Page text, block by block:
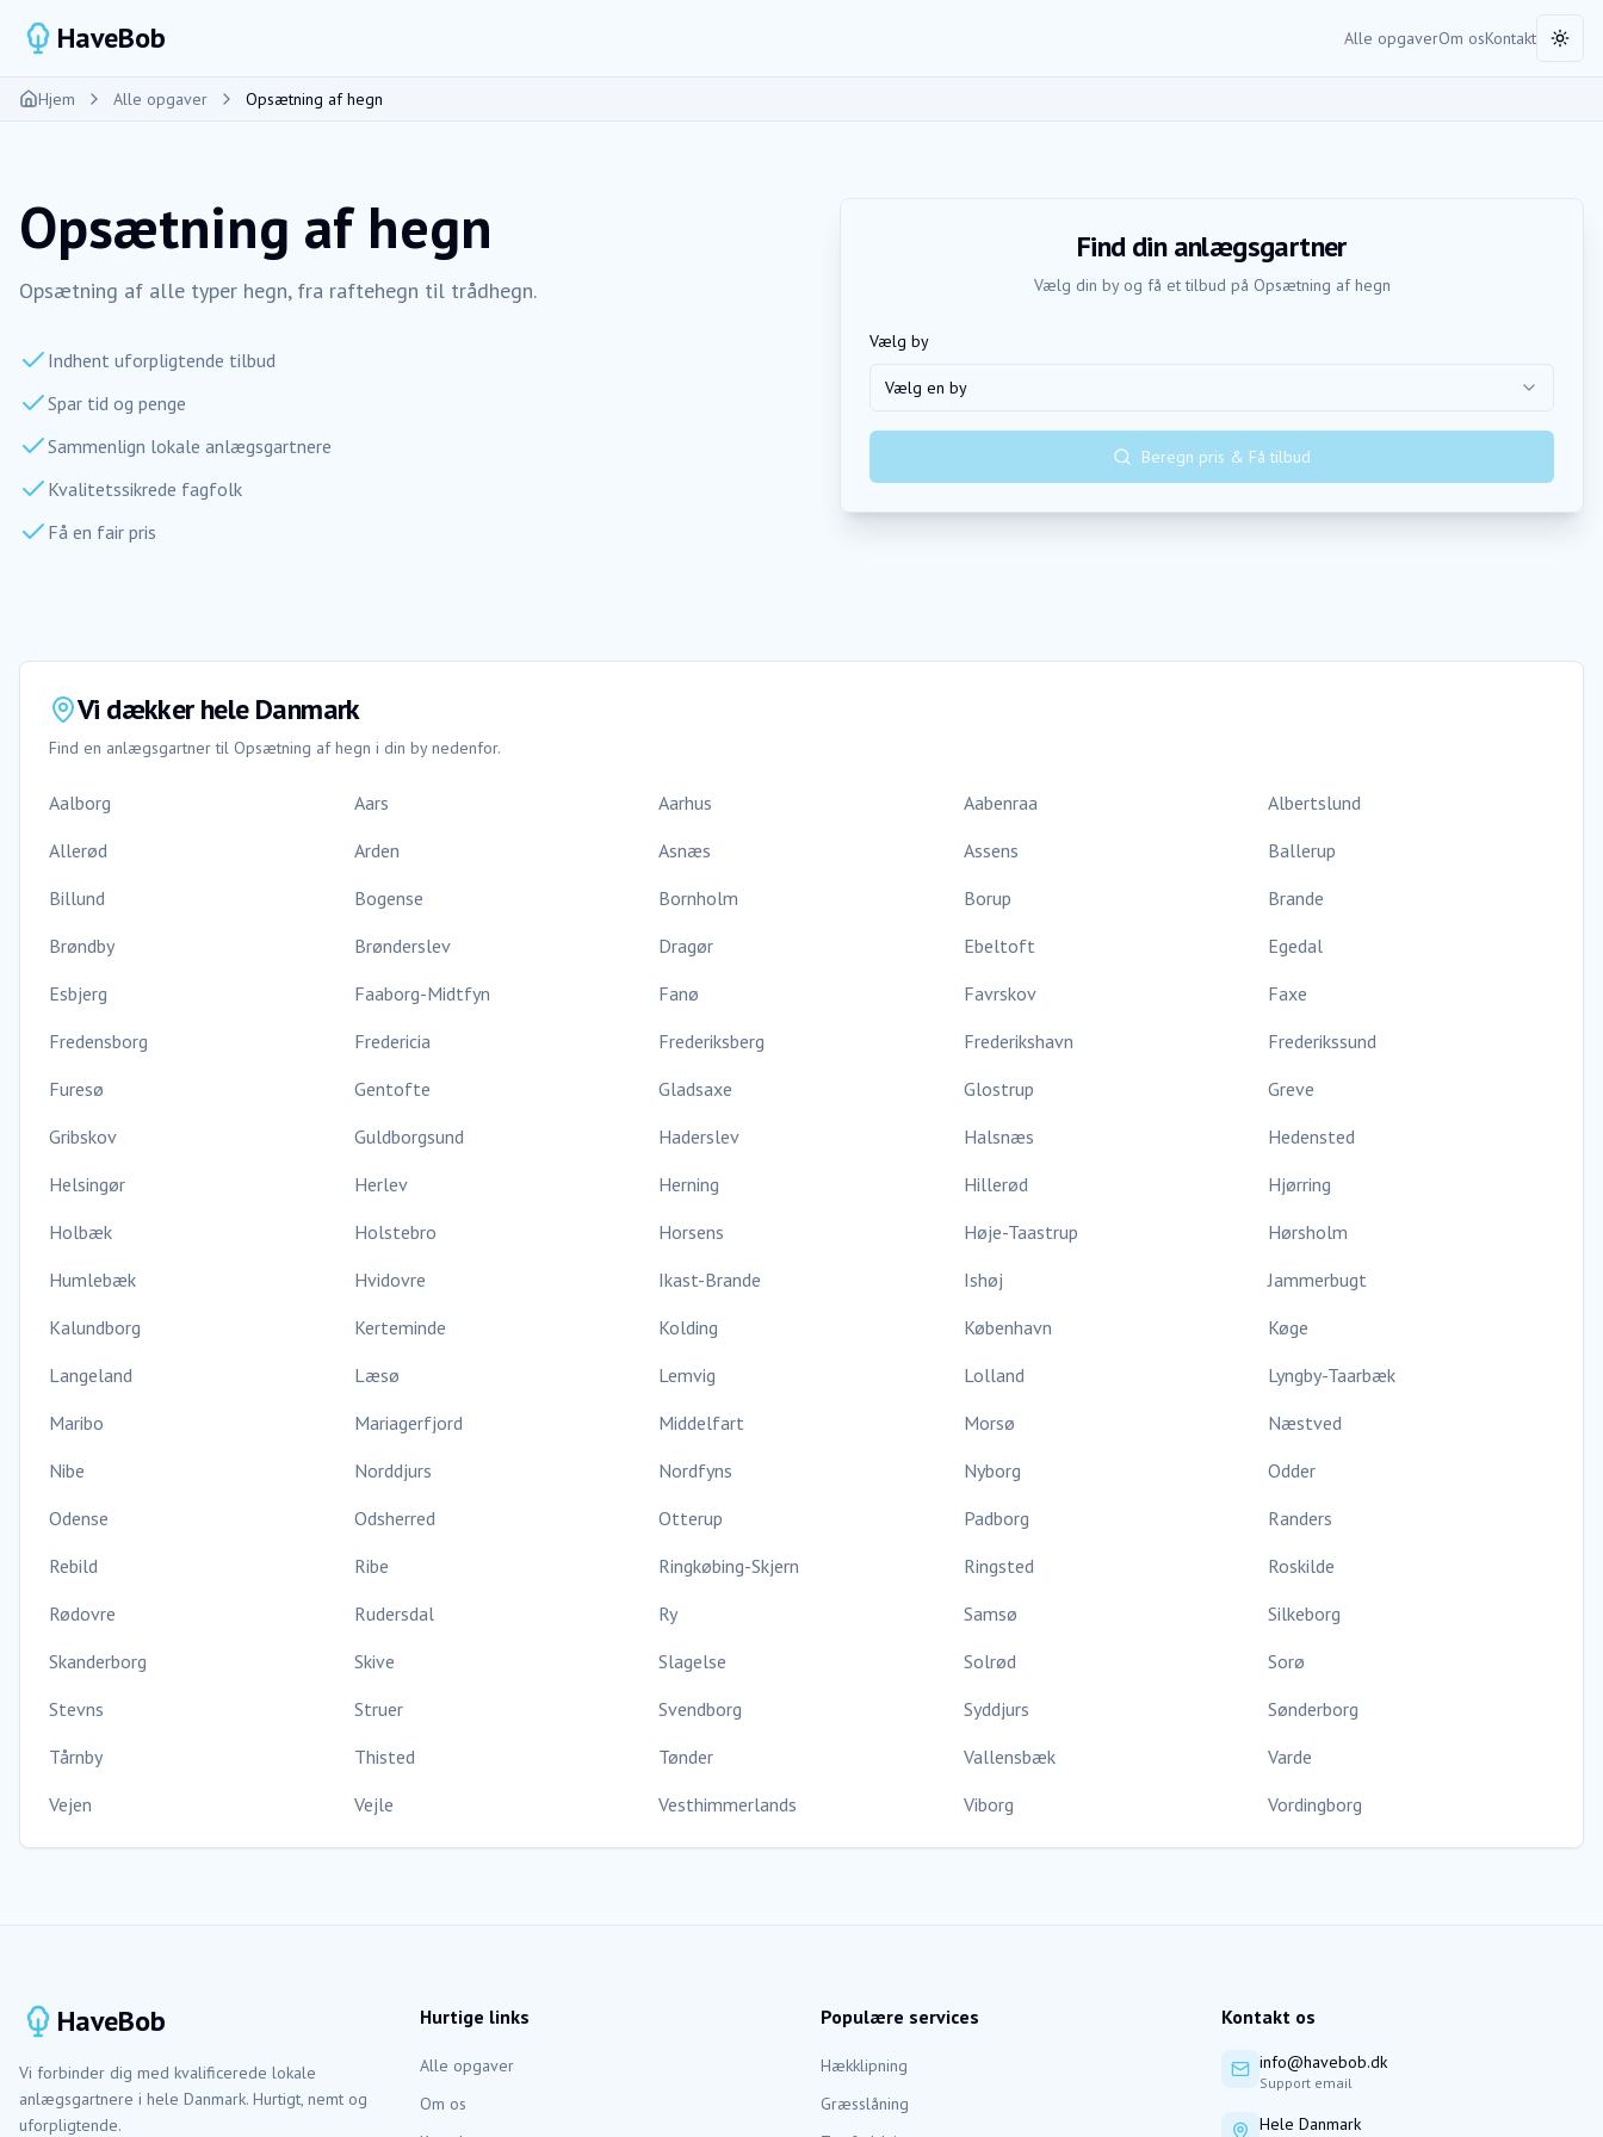
HaveBob Alle opgaverOm osKontakt
Hjem Alle opgaver Opsætning af hegn
Opsætning af hegn
Opsætning af alle typer hegn, fra raftehegn til trådhegn.
Indhent uforpligtende tilbud
Spar tid og penge
Sammenlign lokale anlægsgartnere
Kvalitetssikrede fagfolk
Få en fair pris
Find din anlægsgartner
Vælg din by og få et tilbud på Opsætning af hegn
Vælg by
Vælg en by
Beregn pris & Få tilbud
Vi dækker hele Danmark
Find en anlægsgartner til Opsætning af hegn i din by nedenfor.
Aalborg Aars Aarhus Aabenraa
Albertslund
Allerød
Arden Asnæs Assens
Ballerup
Billund
Bogense Bornholm Borup
Brande
Brøndby
Brønderslev Dragør Ebeltoft
Egedal
Esbjerg
Faaborg-Midtfyn Fanø Favrskov
Faxe
Fredensborg
Fredericia Frederiksberg Frederikshavn
Frederikssund
Furesø
Gentofte Gladsaxe Glostrup
Greve
Gribskov
Guldborgsund Haderslev Halsnæs
Hedensted
Helsingør
Herlev Herning Hillerød
Hjørring
Holbæk
Holstebro Horsens Høje-Taastrup
Hørsholm
Humlebæk
Hvidovre Ikast-Brande Ishøj
Jammerbugt
Kalundborg
Kerteminde Kolding København
Køge
Langeland
Læsø Lemvig Lolland
Lyngby-Taarbæk
Maribo
Mariagerfjord Middelfart Morsø
Næstved
Nibe
Norddjurs Nordfyns Nyborg
Odder
Odense
Odsherred Otterup Padborg
Randers
Rebild
Ribe Ringkøbing-Skjern Ringsted
Roskilde
Rødovre
Rudersdal Ry Samsø
Silkeborg
Skanderborg
Skive Slagelse Solrød
Sorø
Stevns
Struer Svendborg Syddjurs
Sønderborg
Tårnby
Thisted Tønder Vallensbæk
Varde
Vejen
Vejle Vesthimmerlands Viborg Vordingborg
HaveBob
Vi forbinder dig med kvalificerede lokale
anlægsgartnere i hele Danmark. Hurtigt, nemt og
uforpligtende.
Hurtige links
Alle opgaver
Om os
Populære services
Hækklipning
Græsslåning
Kontakt os
info@havebob.dk
Support email
Hele Danmark